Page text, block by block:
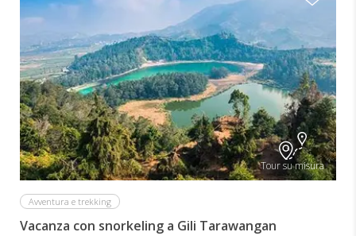
Tour su misura
Avventura e trekking
Vacanza con snorkeling a Gili Tarawangan